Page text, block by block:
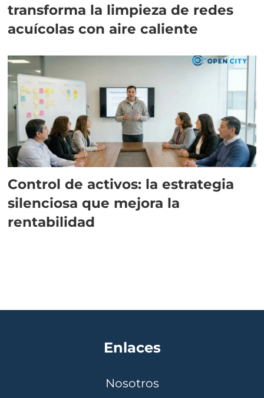
transforma la limpieza de redes
acuícolas con aire caliente
Control de activos: la estrategia
silenciosa que mejora la
rentabilidad
Enlaces
Nosotros